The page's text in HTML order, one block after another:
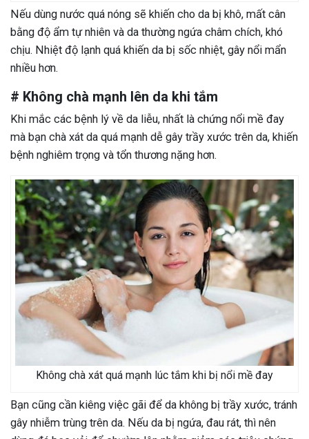
Nếu dùng nước quá nóng sẽ khiến cho da bị khô, mất cân
bằng độ ẩm tự nhiên và da thường ngứa châm chích, khó
chịu. Nhiệt độ lạnh quá khiến da bị sốc nhiệt, gây nổi mẩn
nhiều hơn.
# Không chà mạnh lên da khi tắm
Khi mắc các bệnh lý về da liễu, nhất là chứng nổi mề đay
mà bạn chà xát da quá mạnh dễ gây trầy xước trên da, khiến
bệnh nghiêm trọng và tổn thương nặng hơn.
Không chà xát quá mạnh lúc tắm khi bị nổi mề đay
Bạn cũng cần kiêng việc gãi để da không bị trầy xước, tránh
gây nhiễm trùng trên da. Nếu da bị ngứa, đau rát, thì nên